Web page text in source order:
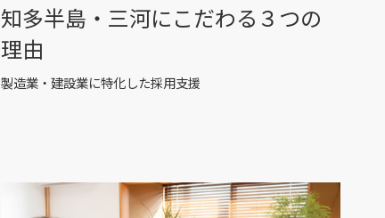
知多半島・三河にこだわる３つの
理由
製造業・建設業に特化した採用支援